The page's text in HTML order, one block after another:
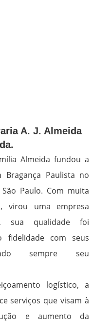
A. J. Almeida
Almeida fundou a
Bragança Paulista no
Paulo. Com muita
virou uma empresa
sua qualidade foi
fidelidade com seus
sempre seu
logístico, a
serviços que visam à
e aumento da